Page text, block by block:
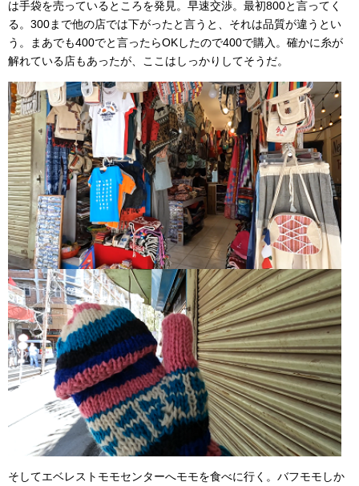
は手袋を売っているところを発見。早速交渉。最初800と言ってく
る。300まで他の店では下がったと言うと、それは品質が違うとい
う。まあでも400でと言ったらOKしたので400で購入。確かに糸が
解れている店もあったが、ここはしっかりしてそうだ。
そしてエベレストモモセンターへモモを食べに行く。バフモモしか